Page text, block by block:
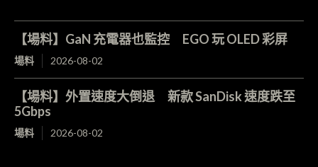
【場料】GaN 充電器也監控 EGO 玩 OLED 彩屏
場料 2026-08-02
【場料】外置速度大倒退 新款 SanDisk 速度跌至
5Gbps
場料 2026-08-02